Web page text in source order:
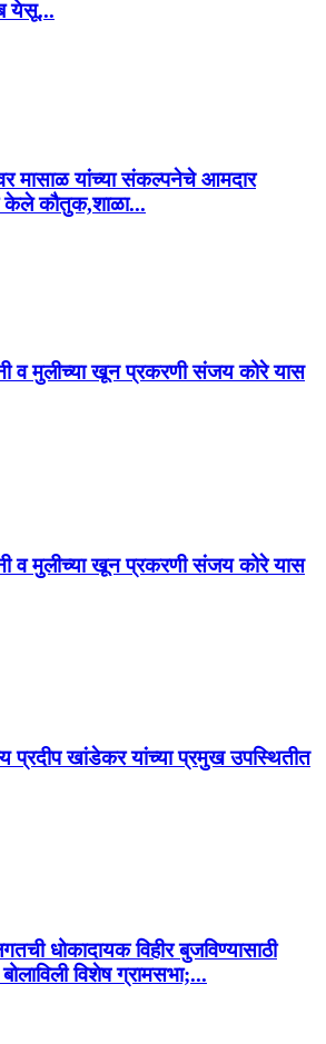
येसू...
मासाळ यांच्या संकल्पनेचे आमदार
केले कौतुक,शाळा...
व मुलीच्या खून प्रकरणी संजय कोरे यास
व मुलीच्या खून प्रकरणी संजय कोरे यास
प्रदीप खांडेकर यांच्या प्रमुख उपस्थितीत
धोकादायक विहीर बुजविण्यासाठी
विशेष ग्रामसभा;...